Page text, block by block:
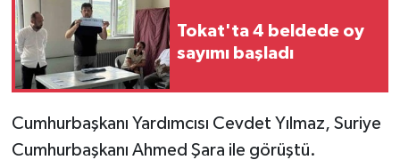
Tokat'ta 4 beldede oy
sayımı başladı
Cumhurbaşkanı Yardımcısı Cevdet Yılmaz, Suriye
Cumhurbaşkanı Ahmed Şara ile görüştü.